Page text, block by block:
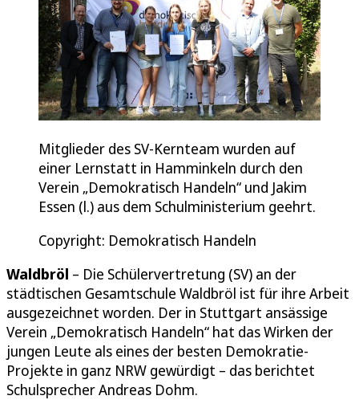
Mitglieder des SV-Kernteam wurden auf
einer Lernstatt in Hamminkeln durch den
Verein „Demokratisch Handeln“ und Jakim
Essen (l.) aus dem Schulministerium geehrt.
Copyright: Demokratisch Handeln
Waldbröl – Die Schülervertretung (SV) an der
städtischen Gesamtschule Waldbröl ist für ihre Arbeit
ausgezeichnet worden. Der in Stuttgart ansässige
Verein „Demokratisch Handeln“ hat das Wirken der
jungen Leute als eines der besten Demokratie-
Projekte in ganz NRW gewürdigt – das berichtet
Schulsprecher Andreas Dohm.